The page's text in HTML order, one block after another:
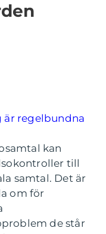
är regelbundna
kan
till
samtal. Det är
om för
de står